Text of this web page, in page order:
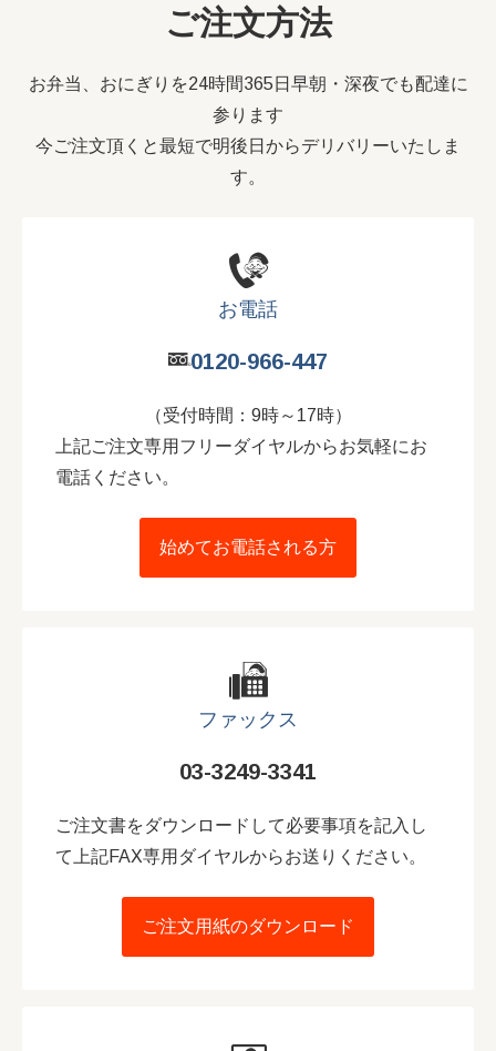
ご注文方法
お弁当、おにぎりを24時間365日早朝・深夜でも配達に
参ります
今ご注文頂くと最短で明後日からデリバリーいたしま
す。
お電話
0120-966-447
（受付時間：9時～17時）
上記ご注文専用フリーダイヤルからお気軽にお
電話ください。
始めてお電話される方
ファックス
03-3249-3341
ご注文書をダウンロードして必要事項を記入し
て上記FAX専用ダイヤルからお送りください。
ご注文用紙のダウンロード